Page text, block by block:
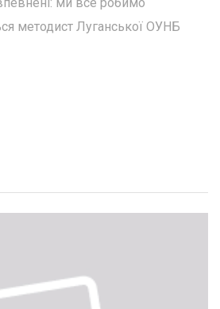
методист Луганської ОУНБ